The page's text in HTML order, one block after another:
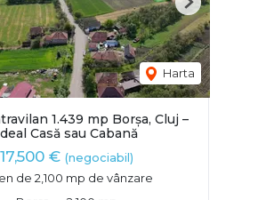
Harta
Next
1.439 mp Borșa, Cluj –
Casă sau Cabană
17,500 € (negociabil)
de 2,100 mp de vânzare